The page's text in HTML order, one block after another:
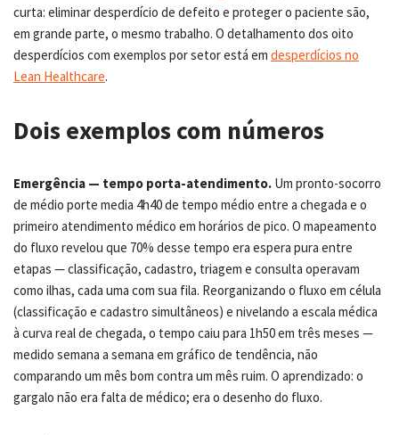
curta: eliminar desperdício de defeito e proteger o paciente são,
em grande parte, o mesmo trabalho. O detalhamento dos oito
desperdícios com exemplos por setor está em desperdícios no
Lean Healthcare.
Dois exemplos com números
Emergência — tempo porta-atendimento. Um pronto-socorro
de médio porte media 4h40 de tempo médio entre a chegada e o
primeiro atendimento médico em horários de pico. O mapeamento
do fluxo revelou que 70% desse tempo era espera pura entre
etapas — classificação, cadastro, triagem e consulta operavam
como ilhas, cada uma com sua fila. Reorganizando o fluxo em célula
(classificação e cadastro simultâneos) e nivelando a escala médica
à curva real de chegada, o tempo caiu para 1h50 em três meses —
medido semana a semana em gráfico de tendência, não
comparando um mês bom contra um mês ruim. O aprendizado: o
gargalo não era falta de médico; era o desenho do fluxo.